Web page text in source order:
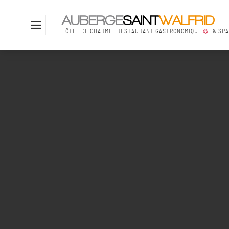
HÔTEL DE CHARME RESTAURANT GASTRONOMIQUE & SPA
Offres &